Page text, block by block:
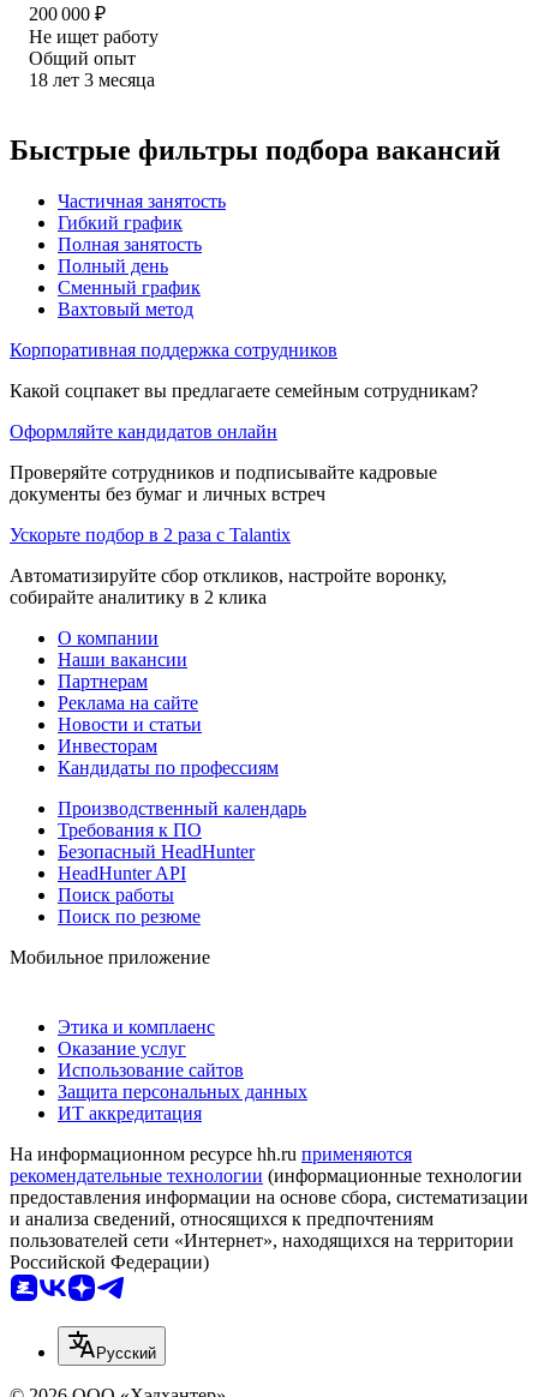
200 000 ₽
Не ищет работу
Общий опыт
18 лет 3 месяца
Быстрые фильтры подбора вакансий
Частичная занятость
Гибкий график
Полная занятость
Полный день
Сменный график
Вахтовый метод
Корпоративная поддержка сотрудников
Какой соцпакет вы предлагаете семейным сотрудникам?
Оформляйте кандидатов онлайн
Проверяйте сотрудников и подписывайте кадровые
документы без бумаг и личных встреч
Ускорьте подбор в 2 раза с Talantix
Автоматизируйте сбор откликов, настройте воронку,
собирайте аналитику в 2 клика
О компании
Наши вакансии
Партнерам
Реклама на сайте
Новости и статьи
Инвесторам
Кандидаты по профессиям
Производственный календарь
Требования к ПО
Безопасный HeadHunter
HeadHunter API
Поиск работы
Поиск по резюме
Мобильное приложение
Этика и комплаенс
Оказание услуг
Использование сайтов
Защита персональных данных
ИТ аккредитация
На информационном ресурсе hh.ru применяются
рекомендательные технологии (информационные технологии
предоставления информации на основе сбора, систематизации
и анализа сведений, относящихся к предпочтениям
пользователей сети «Интернет», находящихся на территории
Российской Федерации)
Русский